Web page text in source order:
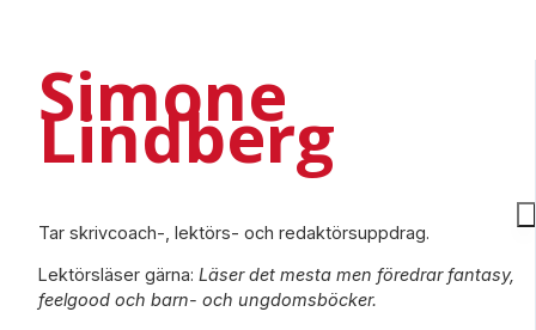
Simone
Lindberg
Tar skrivcoach-, lektörs- och redaktörsuppdrag.
Lektörsläser gärna: Läser det mesta men föredrar fantasy,
feelgood och barn- och ungdomsböcker.